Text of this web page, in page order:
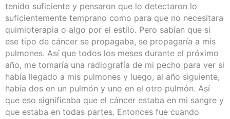
tenido suficiente y pensaron que lo detectaron lo
suficientemente temprano como para que no necesitara
quimioterapia o algo por el estilo. Pero sabían que si
ese tipo de cáncer se propagaba, se propagaría a mis
pulmones. Así que todos los meses durante el próximo
año, me tomaría una radiografía de mi pecho para ver si
había llegado a mis pulmones y luego, al año siguiente,
había dos en un pulmón y uno en el otro pulmón. Así
que eso significaba que el cáncer estaba en mi sangre y
que estaba en todas partes. Entonces fue cuando